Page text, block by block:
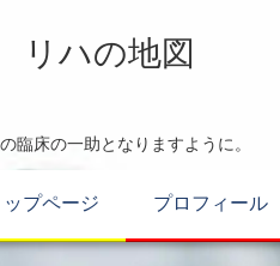
リハの地図
臨床の一助となりますように。
ップページ プロフィール